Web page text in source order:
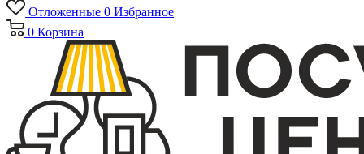
Отложенные 0 Избранное
0 Корзина